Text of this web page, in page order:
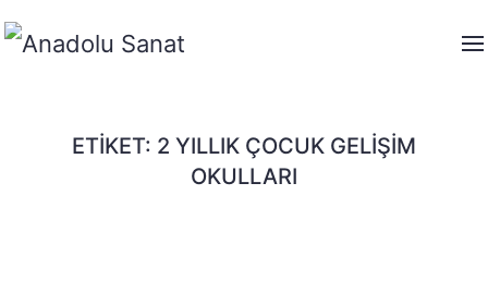
ETIKET: 2 YILLIK ÇOCUK GELIŞIM
OKULLARI